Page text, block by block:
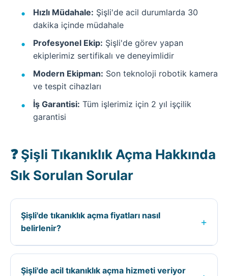
Hızlı Müdahale: Şişli'de acil durumlarda 30
dakika içinde müdahale
Profesyonel Ekip: Şişli'de görev yapan
ekiplerimiz sertifikalı ve deneyimlidir
Modern Ekipman: Son teknoloji robotik kamera
ve tespit cihazları
İş Garantisi: Tüm işlerimiz için 2 yıl işçilik
garantisi
❓ Şişli Tıkanıklık Açma Hakkında
Sık Sorulan Sorular
Şişli'de tıkanıklık açma fiyatları nasıl
belirlenir?
+
Şişli ilçesinde tıkanıklık açma fiyatları; kaçağın
kullanılacak ekipmana göre belirlenir. Kesin fiyat
Şişli'de acil tıkanıklık açma hizmeti veriyor